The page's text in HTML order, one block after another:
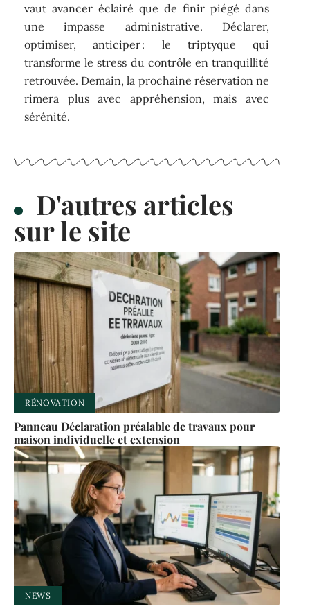
vaut avancer éclairé que de finir piégé dans
une impasse administrative. Déclarer,
optimiser, anticiper : le triptyque qui
transforme le stress du contrôle en tranquillité
retrouvée. Demain, la prochaine réservation ne
rimera plus avec appréhension, mais avec
sérénité.
D'autres articles
sur le site
RÉNOVATION
Panneau Déclaration préalable de travaux pour
maison individuelle et extension
NEWS